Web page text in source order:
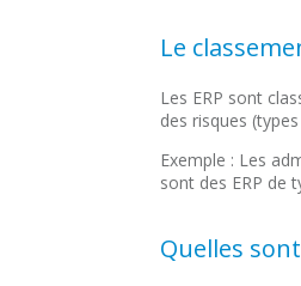
Le
Les ERP sont
des risques
Exemple : Les
sont des ERP de
Quelles